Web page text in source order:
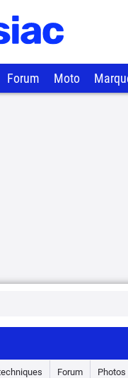
Forum Moto
Forum Photos